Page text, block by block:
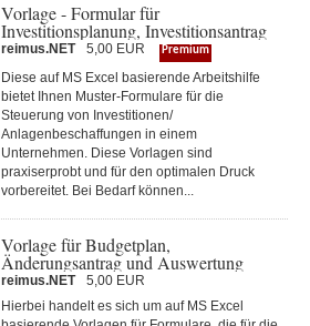
Vorlage - Formular für
Investitionsplanung, Investitionsantrag
reimus.NET 5,00 EUR Premium
Diese auf MS Excel basierende Arbeitshilfe
bietet Ihnen Muster-Formulare für die
Steuerung von Investitionen/
Anlagenbeschaffungen in einem
Unternehmen. Diese Vorlagen sind
praxiserprobt und für den optimalen Druck
vorbereitet. Bei Bedarf können...
Vorlage für Budgetplan,
Änderungsantrag und Auswertung
reimus.NET
5,00 EUR
Hierbei handelt es sich um auf MS Excel